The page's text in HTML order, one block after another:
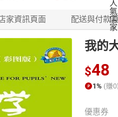
家資訊頁面 配送與付款
我的
$48
1% (賺
優惠券